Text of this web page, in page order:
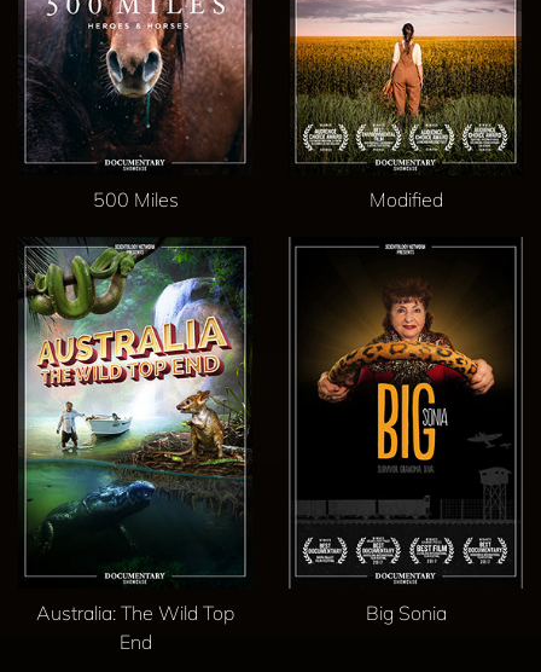
500 Miles Modified
Australia: The Wild Top
End
Big Sonia